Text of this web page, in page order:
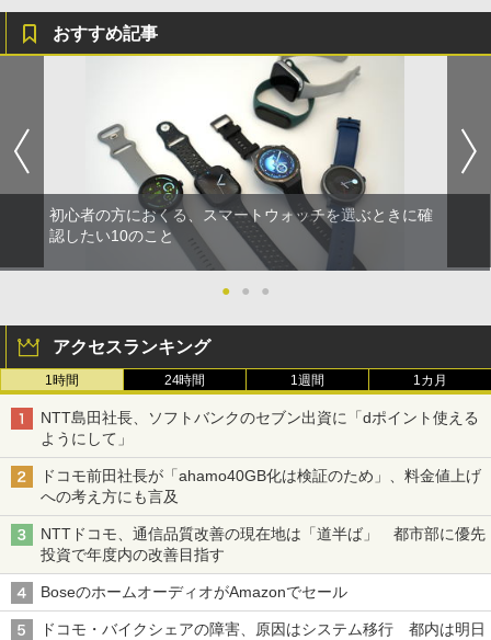
おすすめ記事
初心者の方におくる、スマートウォッチを選ぶときに確
認したい10のこと
● ● ●
アクセスランキング
1時間 24時間 1週間 1カ月
NTT島田社長、ソフトバンクのセブン出資に「dポイント使える
ようにして」
ドコモ前田社長が「ahamo40GB化は検証のため」、料金値上げ
への考え方にも言及
NTTドコモ、通信品質改善の現在地は「道半ば」 都市部に優先
投資で年度内の改善目指す
BoseのホームオーディオがAmazonでセール
ドコモ・バイクシェアの障害、原因はシステム移行 都内は明日